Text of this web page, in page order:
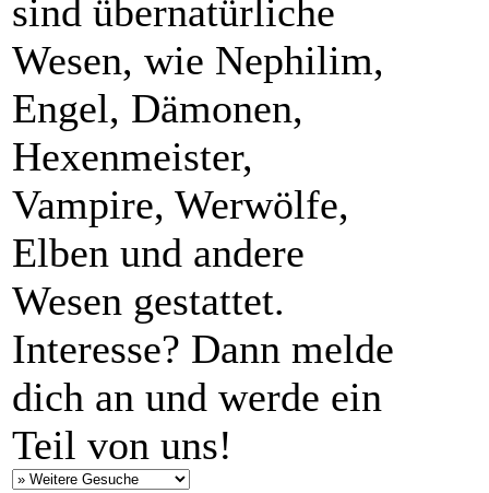
sind übernatürliche
Wesen, wie Nephilim,
Engel, Dämonen,
Hexenmeister,
Vampire, Werwölfe,
Elben und andere
Wesen gestattet.
Interesse? Dann melde
dich an und werde ein
Teil von uns!